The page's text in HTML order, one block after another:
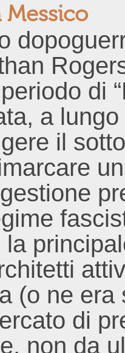
Messico
di
a
il
la
(o ne
di
non da